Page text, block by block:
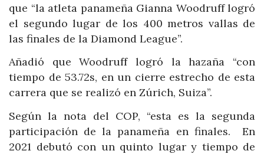
que “la atleta panameña Gianna Woodruff logró
el segundo lugar de los 400 metros vallas de
las finales de la Diamond League”.
Añadió que Woodruff logró la hazaña “con
tiempo de 53.72s, en un cierre estrecho de esta
carrera que se realizó en Zúrich, Suiza”.
Según la nota del COP, “esta es la segunda
participación de la panameña en finales. En
2021 debutó con un quinto lugar y tiempo de